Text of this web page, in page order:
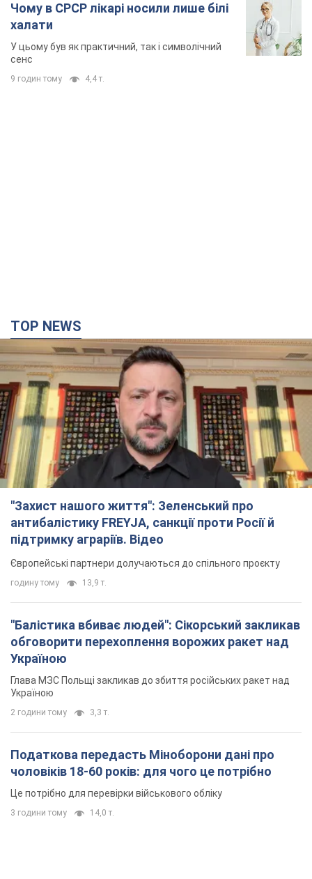
Чому в СРСР лікарі носили лише білі
халати
У цьому був як практичний, так і символічний
сенс
9 годин тому 4,4 т.
TOP NEWS
"Захист нашого життя": Зеленський про
антибалістику FREYJA, санкції проти Росії й
підтримку аграріїв. Відео
Європейські партнери долучаються до спільного проєкту
годину тому 13,9 т.
"Балістика вбиває людей": Сікорський закликав
обговорити перехоплення ворожих ракет над
Україною
Глава МЗС Польщі закликав до збиття російських ракет над
Україною
2 години тому 3,3 т.
Податкова передасть Міноборони дані про
чоловіків 18-60 років: для чого це потрібно
Це потрібно для перевірки військового обліку
3 години тому 14,0 т.